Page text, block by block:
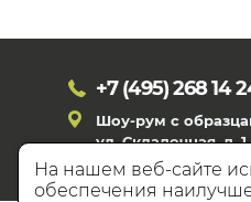
+7 (495)268 14
Шоу-рум с
ул. Складочная, д.
На нашем веб-сайте
обеспечения